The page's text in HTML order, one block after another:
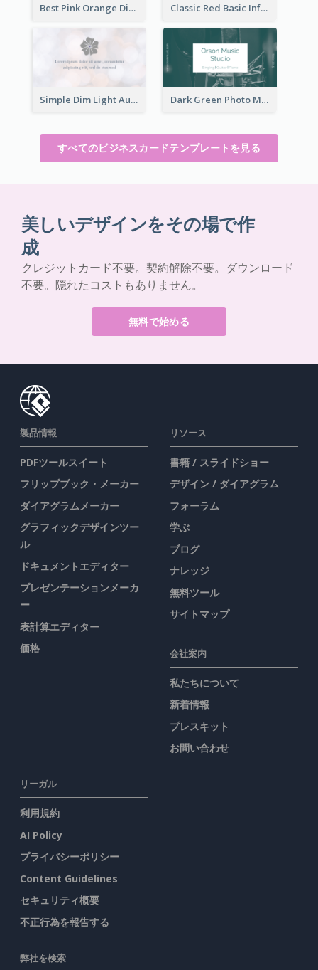
Best Pink Orange Diamond Business Card Maker Classic Red Basic Information Business Card Template
Simple Dim Light Authentic Business Card Design Dark Green Photo Music Studio Business Card
すべてのビジネスカードテンプレートを見る
美しいデザインをその場で作
成
クレジットカード不要。契約解除不要。ダウンロード
不要。隠れたコストもありません。
無料で始める
製品情報
PDFツールスイート
フリップブック・メーカー
ダイアグラムメーカー
グラフィックデザインツー
ル
ドキュメントエディター
プレゼンテーションメーカ
ー
表計算エディター
価格
リソース
書籍 / スライドショー
デザイン / ダイアグラム
フォーラム
学ぶ
ブログ
ナレッジ
無料ツール
サイトマップ
会社案内
私たちについて
新着情報
プレスキット
お問い合わせ
リーガル
利用規約
AI Policy
プライバシーポリシー
Content Guidelines
セキュリティ概要
不正行為を報告する
弊社を検索